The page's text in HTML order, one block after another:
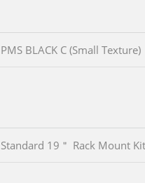
PMS BLACK C (Small Texture)
Standard 19＂ Rack Mount